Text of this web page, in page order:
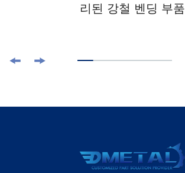
리된 강철 벤딩 부품